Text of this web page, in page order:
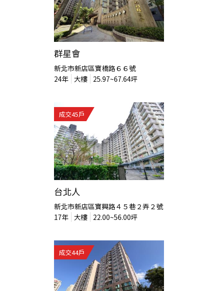
群星會
新北市新店區寶橋路６６號
24年 大樓 25.97~67.64坪
成交45戶
台北人
新北市新店區寶興路４５巷２弄２號
17年 大樓 22.00~56.00坪
成交44戶